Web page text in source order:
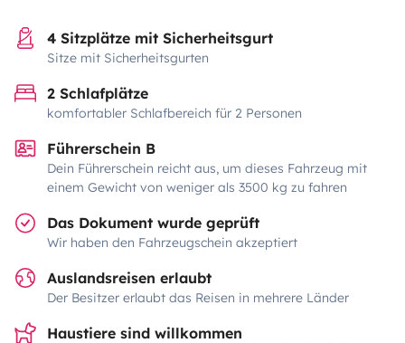
4 Sitzplätze mit Sicherheitsgurt
Sitze mit Sicherheitsgurten
2 Schlafplätze
komfortabler Schlafbereich für 2 Personen
Führerschein B
Dein Führerschein reicht aus, um dieses Fahrzeug mit
einem Gewicht von weniger als 3500 kg zu fahren
Das Dokument wurde geprüft
Wir haben den Fahrzeugschein akzeptiert
Auslandsreisen erlaubt
Der Besitzer erlaubt das Reisen in mehrere Länder
Haustiere sind willkommen